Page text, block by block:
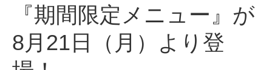
『期間限定メニュー』が
8月21日（月）より登